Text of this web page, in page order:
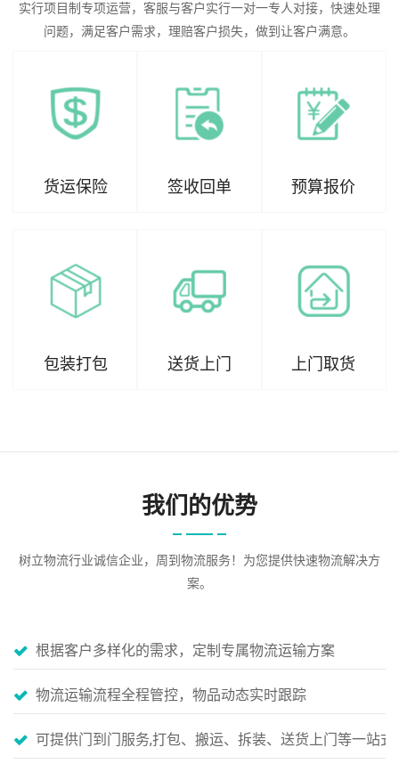
实行项目制专项运营，客服与客户实行一对一专人对接，快速处理
问题，满足客户需求，理赔客户损失，做到让客户满意。
货运保险 签收回单 预算报价
包装打包 送货上门 上门取货
我们的优势
树立物流行业诚信企业，周到物流服务！为您提供快速物流解决方
案。
根据客户多样化的需求，定制专属物流运输方案
物流运输流程全程管控，物品动态实时跟踪
可提供门到门服务,打包、搬运、拆装、送货上门等一站